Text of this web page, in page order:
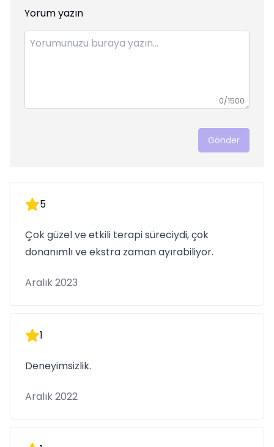
Yorum yazın
0/1500
Gönder
5
Çok güzel ve etkili terapi süreciydi, çok
donanımlı ve ekstra zaman ayırabiliyor.
Aralık 2023
1
Deneyimsizlik.
Aralık 2022